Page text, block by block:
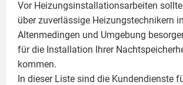
Vor Heizungsinstallationsarbeiten
über zuverlässige Heizungstechnikern in
Altenmedingen und Umgebung
für die Installation Ihrer
kommen.
In dieser Liste sind die Kundendienste